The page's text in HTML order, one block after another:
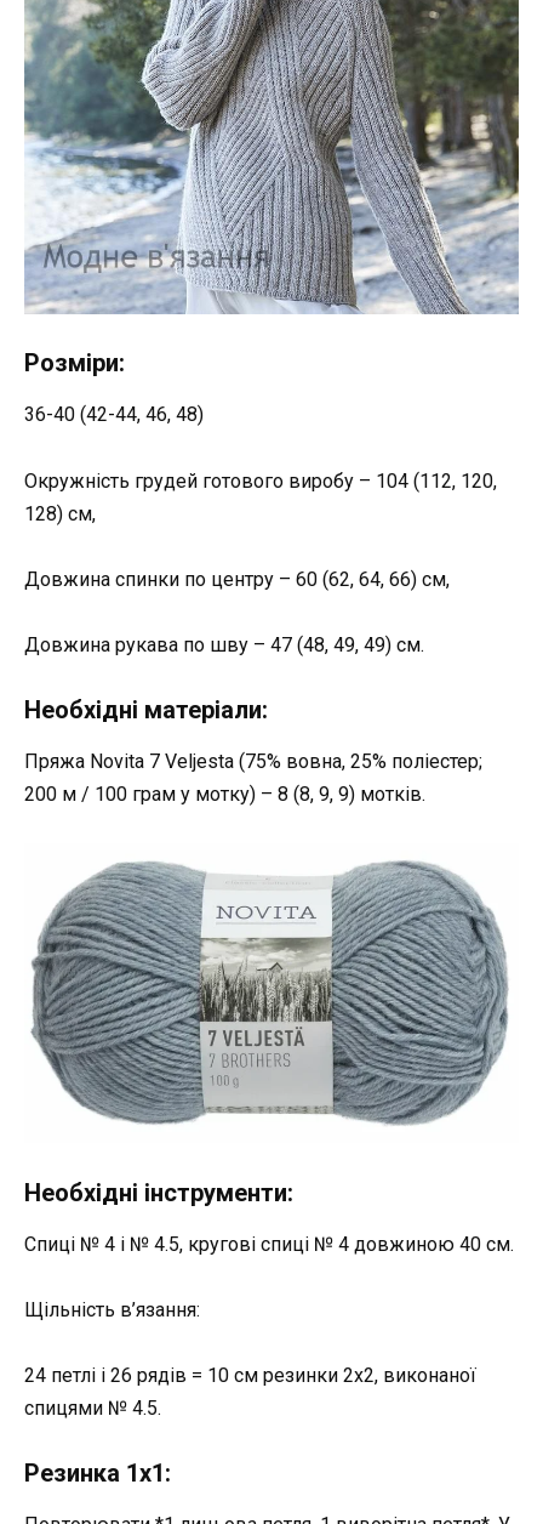
Розміри:
36-40 (42-44, 46, 48)
Окружність грудей готового виробу – 104 (112, 120,
128) см,
Довжина спинки по центру – 60 (62, 64, 66) см,
Довжина рукава по шву – 47 (48, 49, 49) см.
Необхідні матеріали:
Пряжа Novita 7 Veljesta (75% вовна, 25% поліестер;
200 м / 100 грам у мотку) – 8 (8, 9, 9) мотків.
Необхідні інструменти:
Спиці № 4 і № 4.5, кругові спиці № 4 довжиною 40 см.
Щільність в’язання:
24 петлі і 26 рядів = 10 см резинки 2х2, виконаної
спицями № 4.5.
Резинка 1х1: